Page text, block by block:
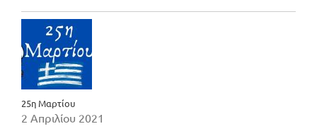
25η Μαρτίου
2 Απριλίου 2021